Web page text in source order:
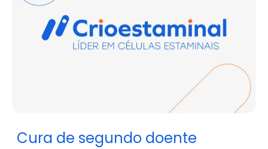
Cura de segundo doente